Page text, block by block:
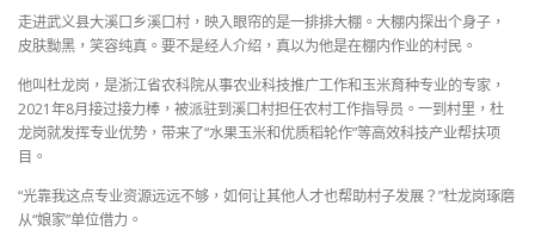
走进武义县大溪口乡溪口村，映入眼帘的是一排排大棚。大棚内探出个身子，
皮肤黝黑，笑容纯真。要不是经人介绍，真以为他是在棚内作业的村民。
他叫杜龙岗，是浙江省农科院从事农业科技推广工作和玉米育种专业的专家，
2021年8月接过接力棒，被派驻到溪口村担任农村工作指导员。一到村里，杜
龙岗就发挥专业优势，带来了“水果玉米和优质稻轮作”等高效科技产业帮扶项
目。
“光靠我这点专业资源远远不够，如何让其他人才也帮助村子发展？”杜龙岗琢磨
从“娘家”单位借力。